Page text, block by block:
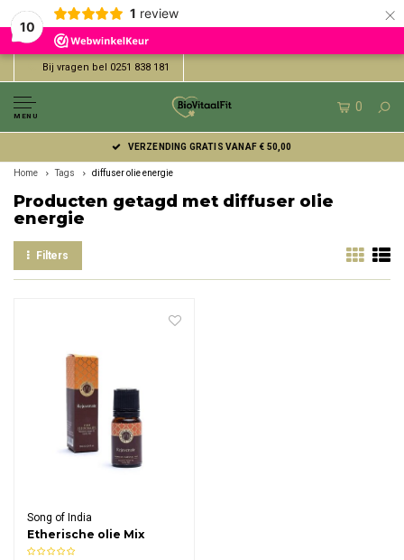
10
1 review ×
Bij vragen bel 0251 838 181
MENU
0
VERZENDING GRATIS VANAF € 50,00
Home Tags diffuser olie energie
Producten getagd met diffuser olie
energie
Filters
Song of India
Etherische olie Mix
Rejuvenate